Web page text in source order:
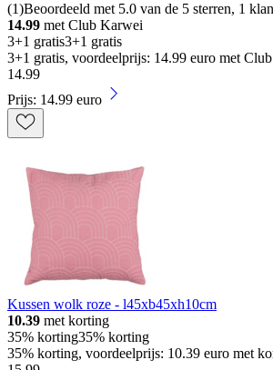
(1)Beoordeeld met 5.0 van de 5 sterren, 1
14.99 met Club Karwei
3+1 gratis3+1 gratis
3+1 gratis, voordeelprijs: 14.99 euro met
14.99
Prijs: 14.99 euro
Kussen wolk roze - l45xb45xh10cm
10.39 met korting
35% korting35% korting
35% korting, voordeelprijs: 10.39 euro met